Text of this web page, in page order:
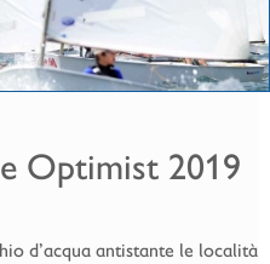
Optimist 2019
d’acqua antistante le località